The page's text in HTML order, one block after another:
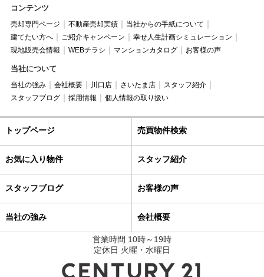
コンテンツ
売却専門ページ 不動産売却実績
当社からの手紙について
建てたい方へ
ご紹介キャンペーン
幸せ人生計画シミュレーション
現地販売会情報
WEBチラシ マンションカタログ お客様の声
当社について
当社の強み 会社概要 川口店 さいたま店
スタッフ紹介
スタッフブログ
採用情報 個人情報の取り扱い
トップページ 売買物件検索
お気に入り物件 スタッフ紹介
スタッフブログ お客様の声
当社の強み 会社概要
営業時間 10時～19時
定休日 火曜・水曜日